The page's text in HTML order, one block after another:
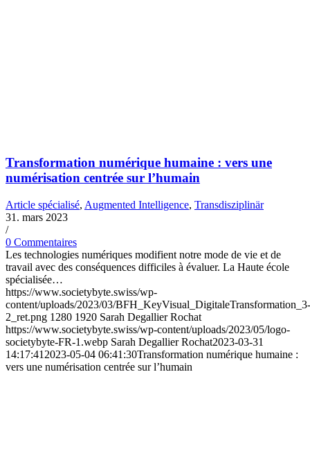
Transformation numérique humaine : vers une
numérisation centrée sur l’humain
Article spécialisé, Augmented Intelligence, Transdisziplinär
31. mars 2023
/
0 Commentaires
Les technologies numériques modifient notre mode de vie et de
travail avec des conséquences difficiles à évaluer. La Haute école
spécialisée…
https://www.societybyte.swiss/wp-
content/uploads/2023/03/BFH_KeyVisual_DigitaleTransformation_3-
2_ret.png 1280 1920 Sarah Degallier Rochat
https://www.societybyte.swiss/wp-content/uploads/2023/05/logo-
societybyte-FR-1.webp Sarah Degallier Rochat2023-03-31
14:17:41 2023-05-04 06:41:30Transformation numérique humaine :
vers une numérisation centrée sur l’humain